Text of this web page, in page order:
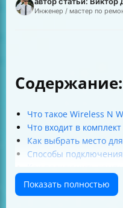
Инженер / мастер по
Содержание:
Что такое Wireless N
Что входит в
Как выбрать место
Способы
Как изменить пароль
безопасность
Показать полностью